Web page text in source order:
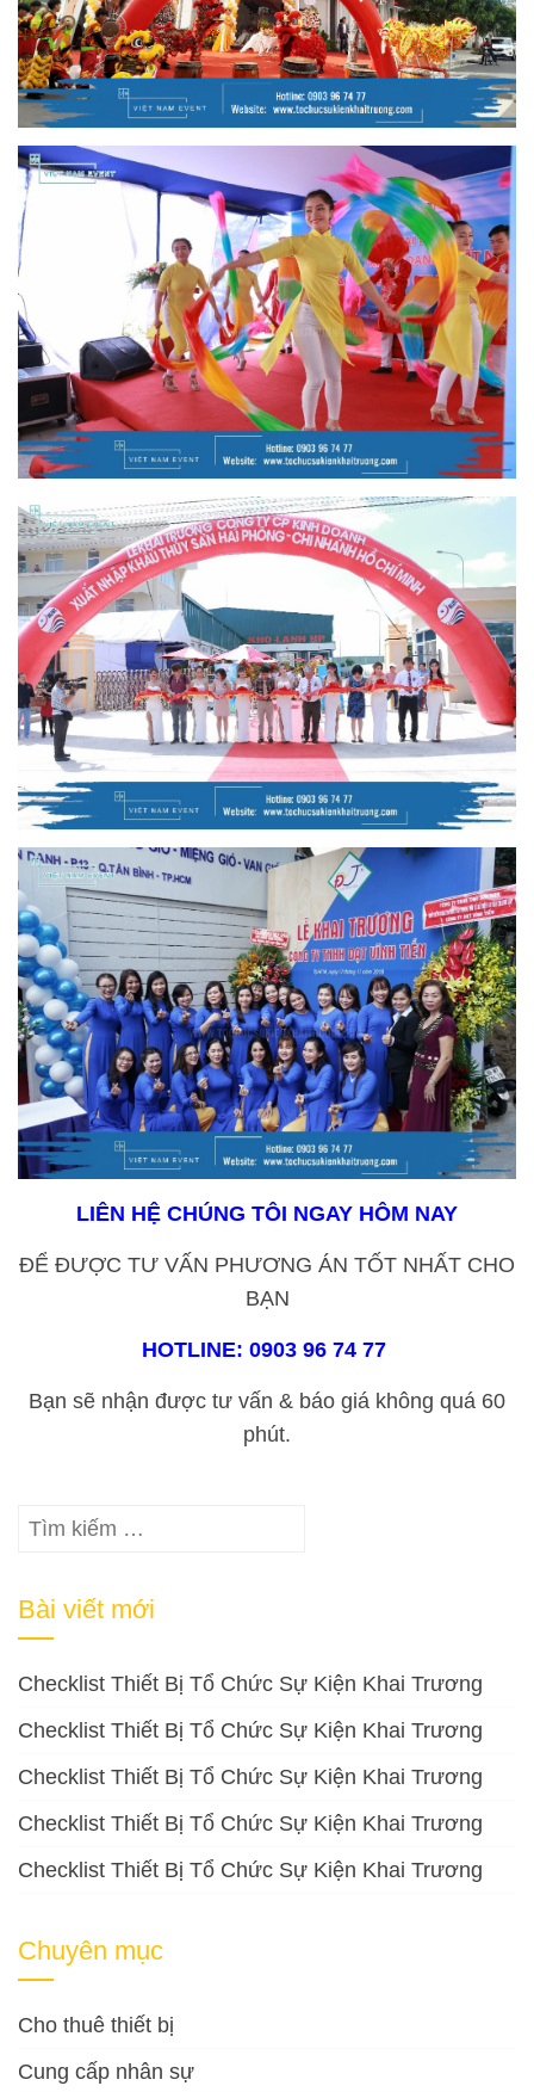
LIÊN HỆ CHÚNG TÔI NGAY HÔM NAY
ĐỂ ĐƯỢC TƯ VẤN PHƯƠNG ÁN TỐT NHẤT CHO
BẠN
HOTLINE: 0903 96 74 77
Bạn sẽ nhận được tư vấn & báo giá không quá 60
phút.
Tìm
Bài viết mới
Checklist Thiết Bị Tổ Chức Sự Kiện Khai Trương
Checklist Thiết Bị Tổ Chức Sự Kiện Khai Trương
Checklist Thiết Bị Tổ Chức Sự Kiện Khai Trương
Checklist Thiết Bị Tổ Chức Sự Kiện Khai Trương
Checklist Thiết Bị Tổ Chức Sự Kiện Khai Trương
Chuyên mục
Cho thuê thiết bị
Cung cấp nhân sự